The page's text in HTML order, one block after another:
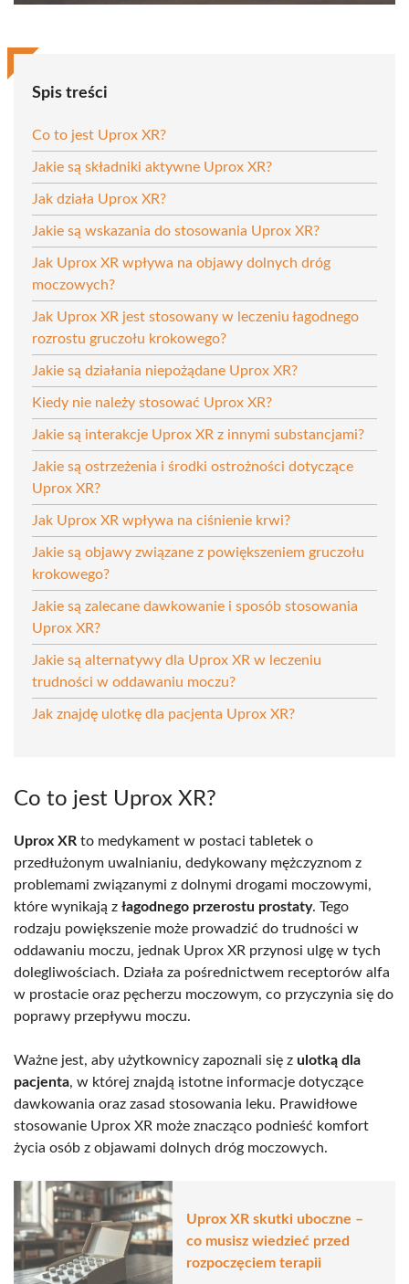
Spis treści
Co to jest Uprox XR?
Jakie są składniki aktywne Uprox XR?
Jak działa Uprox XR?
Jakie są wskazania do stosowania Uprox XR?
Jak Uprox XR wpływa na objawy dolnych dróg
moczowych?
Jak Uprox XR jest stosowany w leczeniu łagodnego
rozrostu gruczołu krokowego?
Jakie są działania niepożądane Uprox XR?
Kiedy nie należy stosować Uprox XR?
Jakie są interakcje Uprox XR z innymi substancjami?
Jakie są ostrzeżenia i środki ostrożności dotyczące
Uprox XR?
Jak Uprox XR wpływa na ciśnienie krwi?
Jakie są objawy związane z powiększeniem gruczołu
krokowego?
Jakie są zalecane dawkowanie i sposób stosowania
Uprox XR?
Jakie są alternatywy dla Uprox XR w leczeniu
trudności w oddawaniu moczu?
Jak znajdę ulotkę dla pacjenta Uprox XR?
Co to jest Uprox XR?
Uprox XR to medykament w postaci tabletek o
przedłużonym uwalnianiu, dedykowany mężczyznom z
problemami związanymi z dolnymi drogami moczowymi,
które wynikają z łagodnego przerostu prostaty. Tego
rodzaju powiększenie może prowadzić do trudności w
oddawaniu moczu, jednak Uprox XR przynosi ulgę w tych
dolegliwościach. Działa za pośrednictwem receptorów alfa
w prostacie oraz pęcherzu moczowym, co przyczynia się do
poprawy przepływu moczu.
Ważne jest, aby użytkownicy zapoznali się z ulotką dla
pacjenta, w której znajdą istotne informacje dotyczące
dawkowania oraz zasad stosowania leku. Prawidłowe
stosowanie Uprox XR może znacząco podnieść komfort
życia osób z objawami dolnych dróg moczowych.
Uprox XR skutki uboczne –
co musisz wiedzieć przed
rozpoczęciem terapii